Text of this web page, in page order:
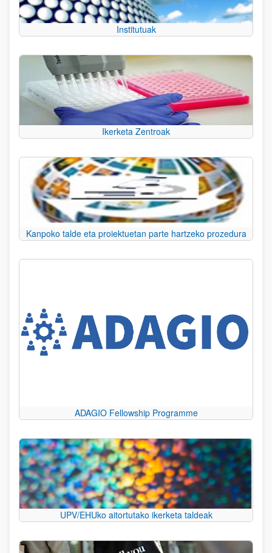
Institutuak
Ikerketa Zentroak
Kanpoko talde eta proiektuetan parte hartzeko prozedura
ADAGIO Fellowship Programme
UPV/EHUko aitortutako ikerketa taldeak